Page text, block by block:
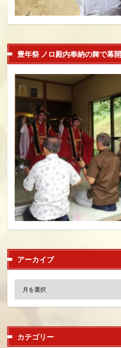
豊年祭 ノロ殿内奉納の舞で幕
アーカイブ
カテゴリー